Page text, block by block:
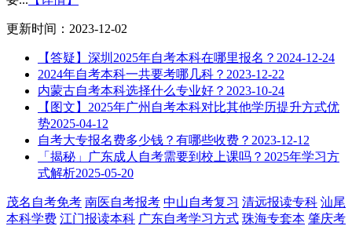
更新时间：2023-12-02
【答疑】深圳2025年自考本科在哪里报名？ 2024-12-24
2024年自考本科一共要考哪几科？ 2023-12-22
内蒙古自考本科选择什么专业好？ 2023-10-24
【图文】2025年广州自考本科对比其他学历提升方式优
势2025-04-12
自考大专报名费多少钱？有哪些收费？ 2023-12-12
「揭秘」广东成人自考需要到校上课吗？2025年学习方
式解析2025-05-20
茂名自考免考 南医自考报考 中山自考复习 清远报读专科 汕尾
本科学费 江门报读本科 广东自考学习方式 珠海专套本 肇庆考